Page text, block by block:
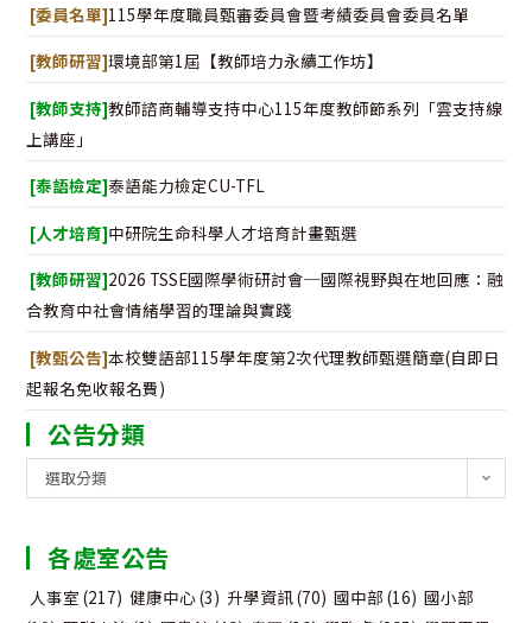
[委員名單]115學年度職員甄審委員會暨考績委員會委員名單
[教師研習]環境部第1屆【教師培力永續工作坊】
[教師支持]教師諮商輔導支持中心115年度教師節系列「雲支持線
上講座」
[泰語檢定]泰語能力檢定CU-TFL
[人才培育]中研院生命科學人才培育計畫甄選
[教師研習]2026 TSSE國際學術研討會─國際視野與在地回應：融
合教育中社會情緒學習的理論與實踐
[教甄公告]本校雙語部115學年度第2次代理教師甄選簡章(自即日
起報名免收報名費)
公告分類
告
類
選取分類
各處室公告
人事室 (217) 健康中心(3) 升學資訊(70) 國中部 (16) 國小部